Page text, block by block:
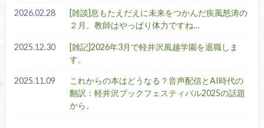
2026.02.28
[雑談]息もたえだえに未来をつかんだ疾風怒涛の
２月。教師はやっぱり体力ですね…
2025.12.30
[雑記]2026年3月で軽井沢風越学園を退職しま
す。
2025.11.09
これからの本はどうなる？音声配信とAI時代の
翻訳：軽井沢ブックフェスティバル2025の話題
から。